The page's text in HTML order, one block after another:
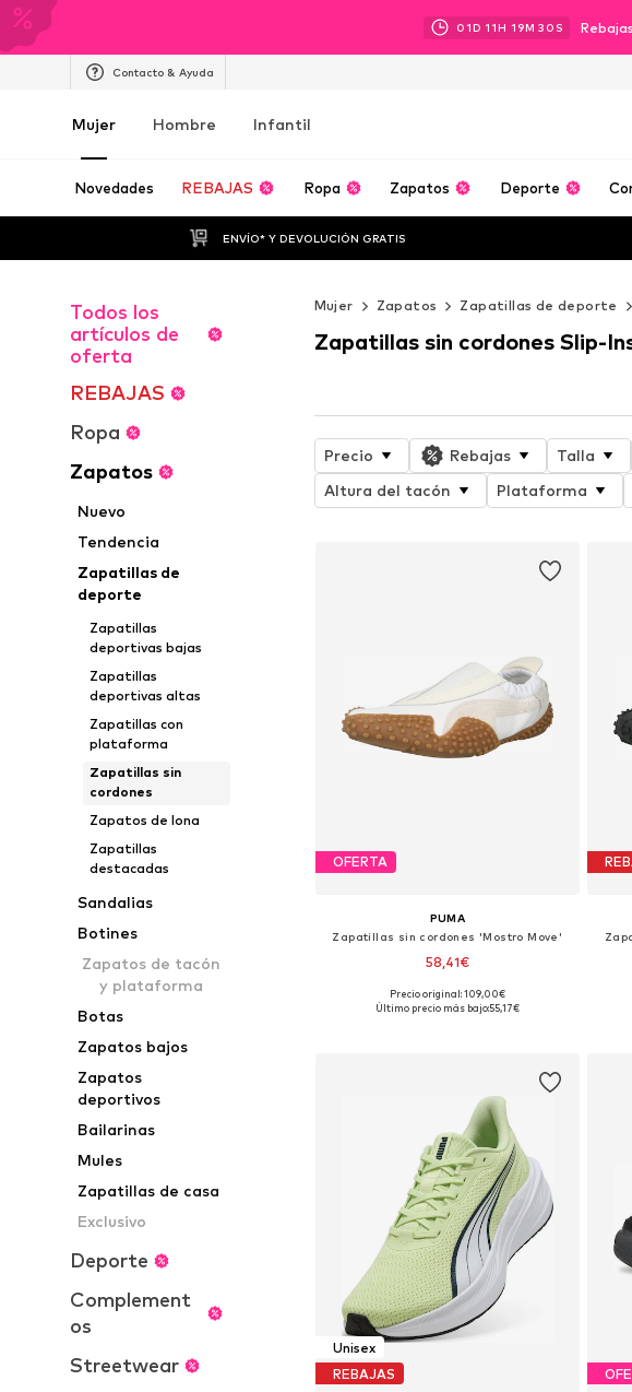
01D 11H 19M 29 S
Contacto & Ayuda
Mujer Hombre Infantil
Novedades REBAJAS Ropa Zapatos Deporte
ENVÍO* Y DEVOLUCIÓN GRATIS
Todos los
artículos de
oferta
REBAJAS
Ropa
Zapatos
Nuevo
Tendencia
Zapatillas de
deporte
Zapatillas
deportivas bajas
Zapatillas
deportivas altas
Zapatillas con
plataforma
Zapatillas sin
cordones
Zapatos de lona
Zapatillas
destacadas
Sandalias
Botines
Zapatos de tacón
y plataforma
Botas
Zapatos bajos
Zapatos
deportivos
Bailarinas
Mules
Zapatillas de casa
Exclusivo
Deporte
Complement
os
Streetwear
Mujer Zapatos Zapatillas de deporte
Zapatillas sin cordones Slip-
Precio Rebajas Talla
Altura del tacón
Plataforma
OFERTA
PUMA
Zapatillas sin cordones 'Mostro Move'
58,41€
Disponible en muchas tallas
Precio original: 109,00€
Último precio más bajo:55,17€
Unisex
REBAJAS